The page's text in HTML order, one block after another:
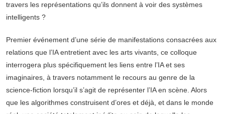
travers les représentations qu’ils donnent à voir des systèmes
intelligents ?
Premier événement d’une série de manifestations consacrées aux
relations que l’IA entretient avec les arts vivants, ce colloque
interrogera plus spécifiquement les liens entre l’IA et ses
imaginaires, à travers notamment le recours au genre de la
science-fiction lorsqu’il s’agit de représenter l’IA en scène. Alors
que les algorithmes construisent d’ores et déjà, et dans le monde